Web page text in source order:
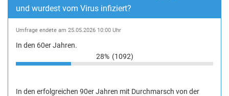
und wurdest vom Virus infiziert?
Umfrage endete am 25.05.2026 10:00 Uhr
In den 60er Jahren.
28% (1092)
In den erfolgreichen 90er Jahren mit Durchmarsch von der